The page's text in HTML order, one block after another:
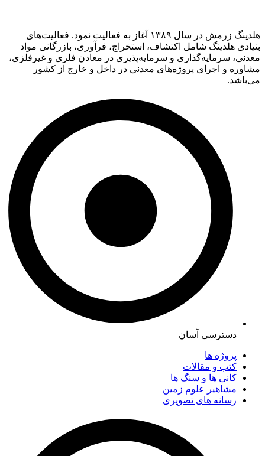
هلدینگ زرمش در سال ۱۳۸۹ آغاز به فعالیت‌ نمود. فعالیت‌های
بنیادی هلدینگ شامل اکتشاف، استخراج، فرآوری، بازرگانی مواد
معدنی، سرمایه‌گذاری و سرمایه‌پذیری در معادن فلزی و غیرفلزی،
مشاوره و اجرای پروژه‌های معدنی در داخل و خارج از کشور
می‌باشد.
دسترسی آسان
پروژه ها
کتب و مقالات
کانی ها و سنگ ها
مشاهیر علوم زمین
رسانه های تصویری